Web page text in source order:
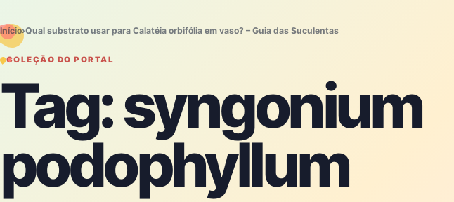
Início›Qual substrato usar para Calatéia orbifólia em vaso? – Guia das Suculentas
COLEÇÃO DO PORTAL
Tag:syngonium
podophyllum